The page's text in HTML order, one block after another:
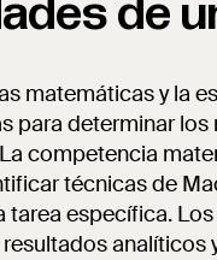
de
matemáticas y la
para determinar
competencia
técnicas de
tarea específica.